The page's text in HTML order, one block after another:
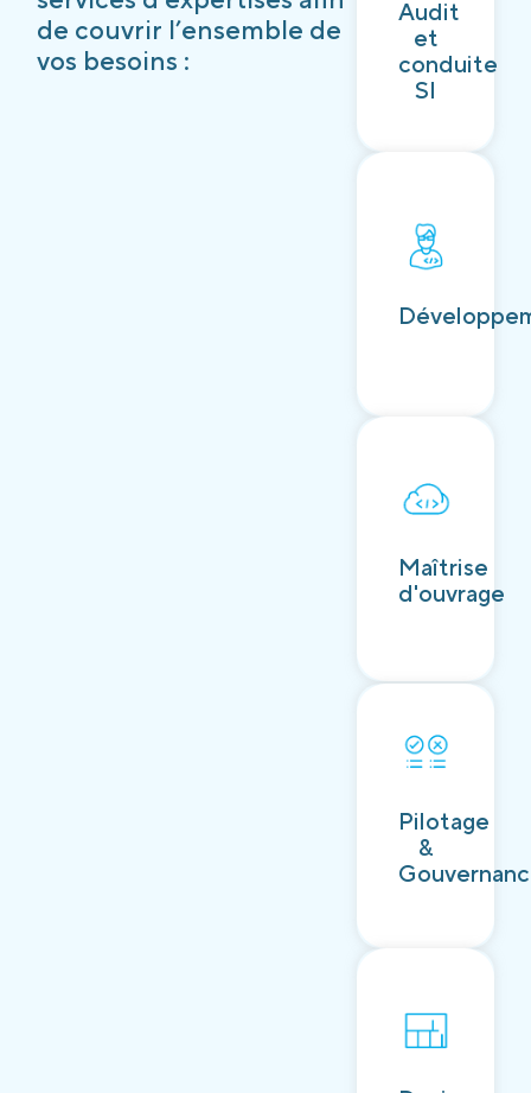
de couvrir l’ensemble de
vos besoins :
Audit
et
conduite
SI
Découvrir
Maîtrise
d'ouvrage
Pilotage
&
Découvrir